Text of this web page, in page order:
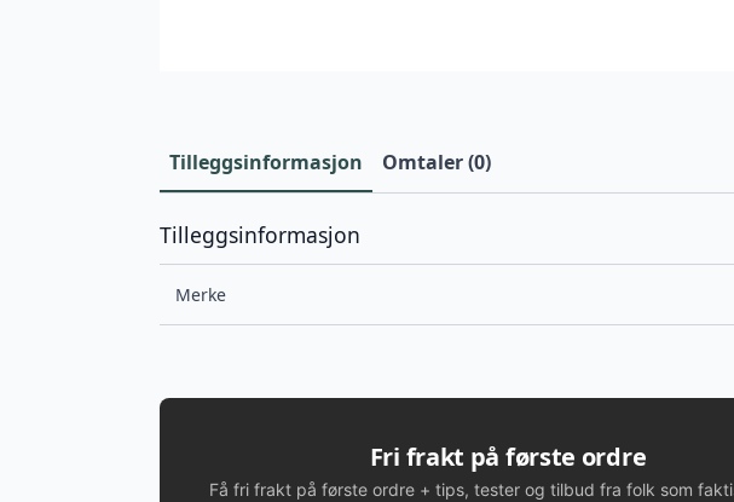
Tilleggsinformasjon Omtaler (0)
Tilleggsinformasjon
Merke
Fri frakt på første ordre
Få fri frakt på første ordre + tips, tester og tilbud fra folk som